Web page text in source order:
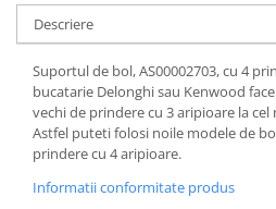
Electrice
Gratar
Ingrijire personala
Produse pentru copii
Scaune auto copii
GRUPA 0+1 2 3/ 0-36 kg / 0-12 ani
Jucarii si Jocuri
Descriere
Suportul de bol, AS00002703, cu 4
bucatarie Delonghi sau Kenwood
vechi de prindere cu 3 aripioare la cel
Astfel puteti folosi noile modele de
prindere cu 4 aripioare.
Informatii conformitate produs